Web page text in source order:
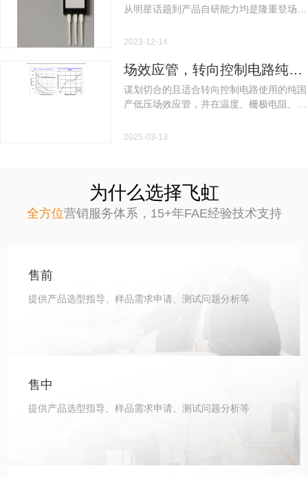
先生的需求。
从明星话题到产品自研能力均是隆重登场。
器，便可知电动车控制对于产品的重要程
一个必修项就是选择好自身的电动车控制
MOS管。 本文将分析电动车控制器中的电
路建议使用什么类型的MOS管来代换
更稳定的产品力呢？
2023-12-14
场效应管，转向控制电路纯国产低压场效应管型号推荐
谋划切合的且适合转向控制电路使用的纯国
产低压场效应管，并在温度、栅极电阻、功
品。 结合辽源符先生的真实情景，转向控制
2025-03-13
为什么选择飞虹
全方位营销服务体系， 15+年FAE经验技术支持
售前
提供产品选型指导、样品需求申请、测试问题分析等
售中
提供产品选型指导、样品需求申请、测试问题分析等